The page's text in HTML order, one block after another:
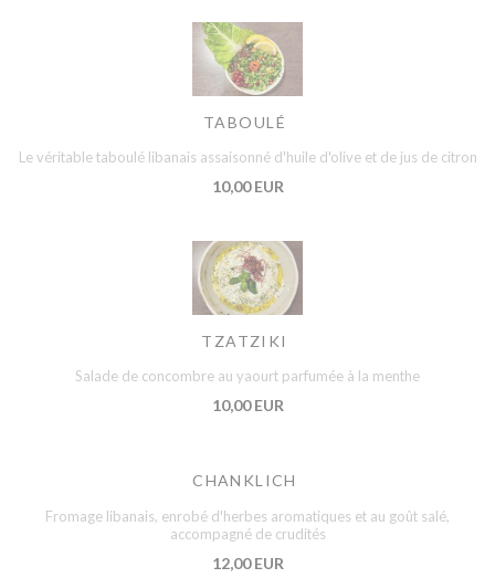
TABOULÉ
Le véritable taboulé libanais assaisonné d'huile d'olive et de jus de citron
10,00 EUR
TZATZIKI
Salade de concombre au yaourt parfumée à la menthe
10,00 EUR
CHANKLICH
Fromage libanais, enrobé d'herbes aromatiques et au goût salé,
accompagné de crudités
12,00 EUR